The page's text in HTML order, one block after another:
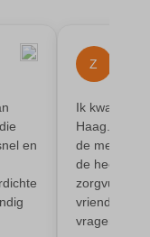
en
Z
Ik kwam op
Haag. Daar
de
de heer
zorgvuldig.
vriendelijk
vragen en